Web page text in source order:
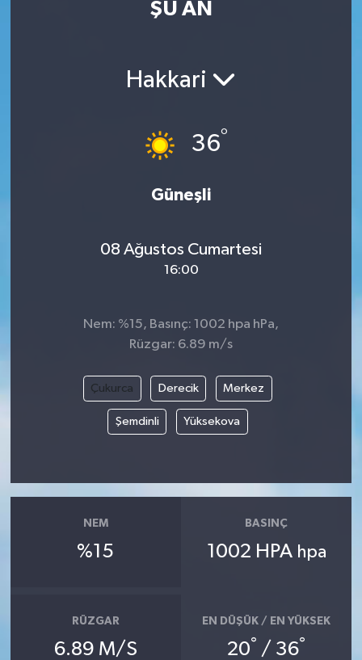
ŞU AN
Hakkari
36°
Güneşli
08 Ağustos Cumartesi
16:00
Nem: %15, Basınç: 1002 hpa hPa,
Rüzgar: 6.89 m/s
Çukurca Derecik Merkez
Şemdinli Yüksekova
NEM
%15
BASINÇ
1002 HPA hpa
RÜZGAR
6.89 M/S
EN DÜŞÜK / EN YÜKSEK
20° / 36°